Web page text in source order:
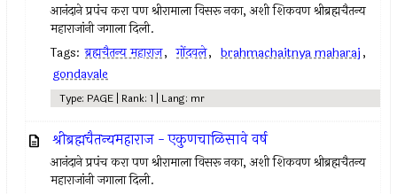
आनंदाने प्रपंच करा पण श्रीरामाला विसरू नका, अशी शिकवण श्रीब्रह्मचैतन्य
महाराजांनी जगाला दिली.
Tags: ब्रह्मचैतन्य महाराज, गोंदवले, brahmachaitnya maharaj,
gondavale
Type: PAGE | Rank: 1 | Lang: mr
श्रीब्रह्मचैतन्यमहाराज - एकुणचाळिसावे वर्ष
आनंदाने प्रपंच करा पण श्रीरामाला विसरू नका, अशी शिकवण श्रीब्रह्मचैतन्य
महाराजांनी जगाला दिली.